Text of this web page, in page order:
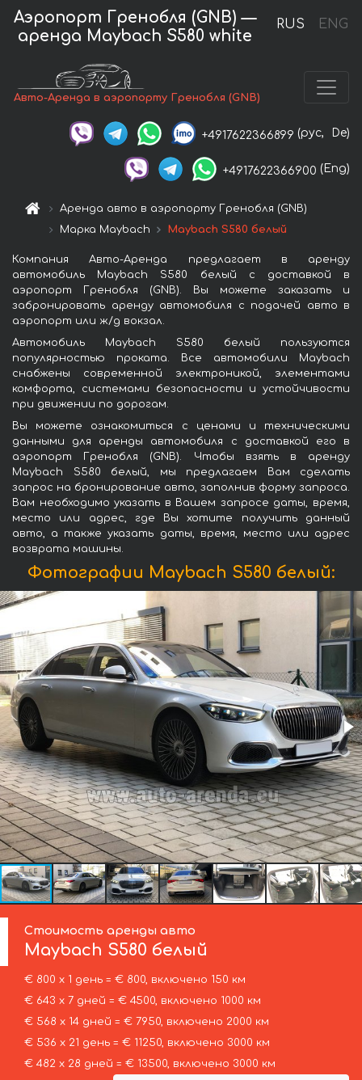
RUS ENG
Аэропорт Гренобля (GNB) —
аренда Maybach S580 white
Авто-Аренда в аэропорту Гренобля (GNB)
+4917622366899 (рус, De)
+4917622366900 (Eng)
Аренда авто в аэропорту Гренобля (GNB)
Марка Maybach
Maybach S580 белый
Компания Авто-Аренда предлагает в аренду
автомобиль Maybach S580 белый с доставкой в
аэропорт Гренобля (GNB). Вы можете заказать и
забронировать аренду автомобиля с подачей авто в
аэропорт или ж/д вокзал.
Автомобиль Maybach S580 белый пользуются
популярностью проката. Все автомобили Maybach
снабжены современной электроникой, элементами
комфорта, системами безопасности и устойчивости
при движении по дорогам.
Вы можете ознакомиться с ценами и техническими
данными для аренды автомобиля с доставкой его в
аэропорт Гренобля (GNB). Чтобы взять в аренду
Maybach S580 белый, мы предлагаем Вам сделать
запрос на бронирование авто, заполнив форму запроса.
Вам необходимо указать в Вашем запросе даты, время,
место или адрес, где Вы хотите получить данный
авто, а также указать даты, время, место или адрес
возврата машины.
Фотографии Maybach S580 белый:
Стоимость аренды авто
Maybach S580 белый
€ 800 х 1 день = € 800, включено 150 км
€ 643 х 7 дней = € 4500, включено 1000 км
€ 568 х 14 дней = € 7950, включено 2000 км
€ 536 х 21 день = € 11250, включено 3000 км
€ 482 х 28 дней = € 13500, включено 3000 км